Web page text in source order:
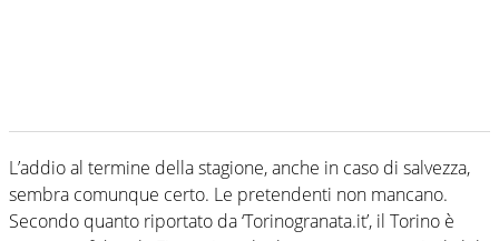
L’addio al termine della stagione, anche in caso di salvezza,
sembra comunque certo. Le pretendenti non mancano.
Secondo quanto riportato da ‘Torinogranata.it’, il Torino è